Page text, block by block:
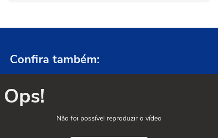
Confira também:
Ops!
Não foi possível reproduzir o vídeo